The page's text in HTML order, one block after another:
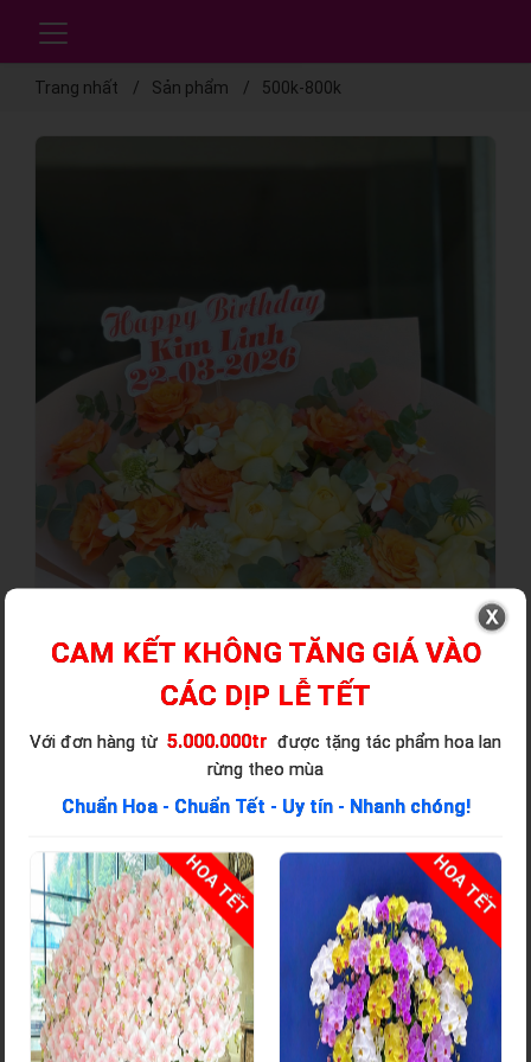
Trang nhất Sản phẩm 500k-800k
CAM KẾT KHÔNG TĂNG GIÁ VÀO
CÁC DỊP LỄ TẾT
Với đơn hàng từ 5.000.000tr được tặng tác phẩm hoa lan
rừng theo mùa
Chuẩn Hoa - Chuẩn Tết - Uy tín - Nhanh chóng!
HOA TẾT HOA TẾT